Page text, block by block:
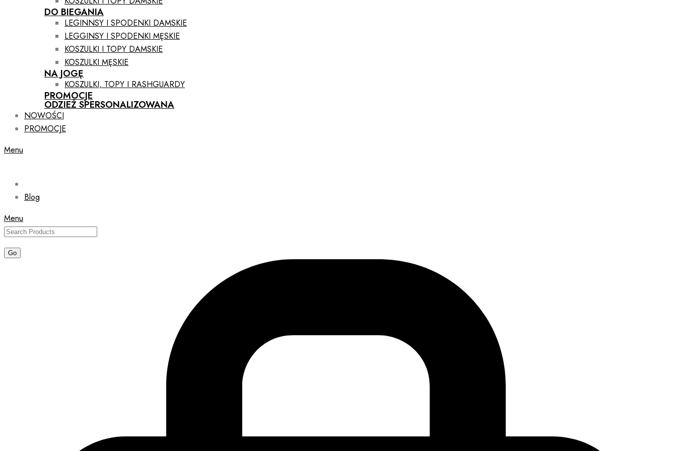
DO BIEGANIA
LEGINNSY I SPODENKI DAMSKIE
LEGGINSY I SPODENKI MĘSKIE
KOSZULKI I TOPY DAMSKIE
KOSZULKI MĘSKIE
NA JOGĘ
KOSZULKI, TOPY I RASHGUARDY
PROMOCJE
ODZIEŻ SPERSONALIZOWANA
NOWOŚCI
PROMOCJE
Menu
Blog
Menu